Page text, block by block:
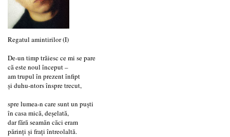
Regatul amintirilor (I)
De-un timp trăiesc ce mi se pare
că este noul început –
am trupul în prezent înfipt
și duhu-ntors înspre trecut,
spre lumea-n care sunt un puști
în casa mică, deșelată,
dar fără seamăn căci eram
părinți și frați întreolaltă.